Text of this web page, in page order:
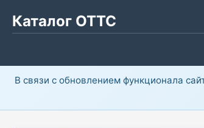
Каталог ОТТС
В связи с обновлением функционала